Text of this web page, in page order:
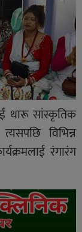
थारू सांस्कृतिक
विभिन्न
रंगारंग